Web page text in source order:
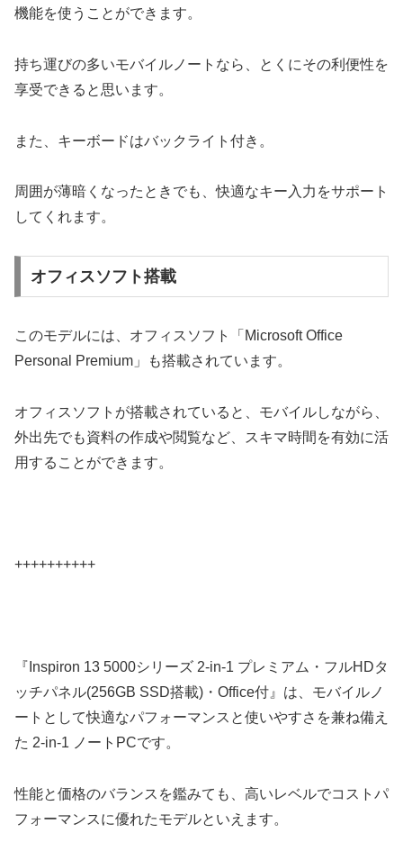
機能を使うことができます。
持ち運びの多いモバイルノートなら、とくにその利便性を
享受できると思います。
また、キーボードはバックライト付き。
周囲が薄暗くなったときでも、快適なキー入力をサポート
してくれます。
オフィスソフト搭載
このモデルには、オフィスソフト「Microsoft Office
Personal Premium」も搭載されています。
オフィスソフトが搭載されていると、モバイルしながら、
外出先でも資料の作成や閲覧など、スキマ時間を有効に活
用することができます。
++++++++++
『Inspiron 13 5000シリーズ 2-in-1 プレミアム・フルHDタ
ッチパネル(256GB SSD搭載)・Office付』は、モバイルノ
ートとして快適なパフォーマンスと使いやすさを兼ね備え
た 2-in-1 ノートPCです。
性能と価格のバランスを鑑みても、高いレベルでコストパ
フォーマンスに優れたモデルといえます。